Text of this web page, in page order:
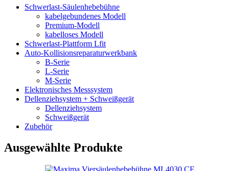
Schwerlast-Säulenhebebühne
kabelgebundenes Modell
Premium-Modell
kabelloses Modell
Schwerlast-Plattform Lfit
Auto-Kollisionsreparaturwerkbank
B-Serie
L-Serie
M-Serie
Elektronisches Messsystem
Dellenziehsystem + Schweißgerät
Dellenziehsystem
Schweißgerät
Zubehör
Ausgewählte Produkte